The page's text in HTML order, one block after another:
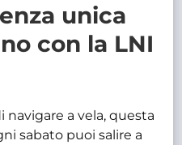
unica
con la LNI
navigare a vela, questa
sabato puoi salire a